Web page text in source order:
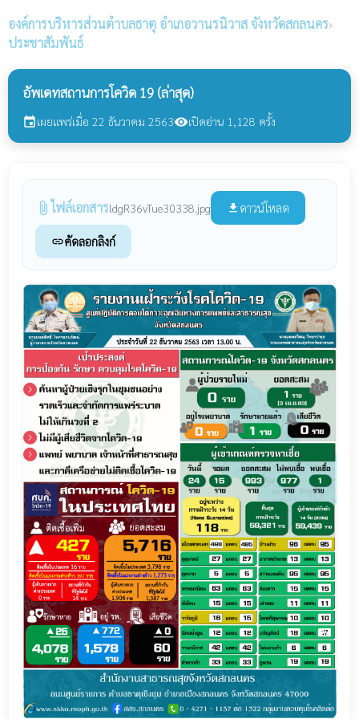
องค์การบริหารส่วนตำบลธาตุ อำเภอวานรนิวาส จังหวัดสกลนคร›
ประชาสัมพันธ์
อัพเดทสถานการโควิด 19 (ล่าสุด)
eventเผยแพร่เมื่อ 22 ธันวาคม 2563visibilityเปิดอ่าน 1,128 ครั้ง
attach_file ไฟล์เอกสารldgR36vTue30338.jpg file_download ดาวน์โหลด
linkคัดลอกลิงก์